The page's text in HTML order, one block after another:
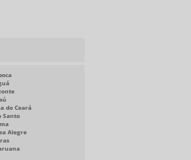
do Ceará
Santo
Alegre